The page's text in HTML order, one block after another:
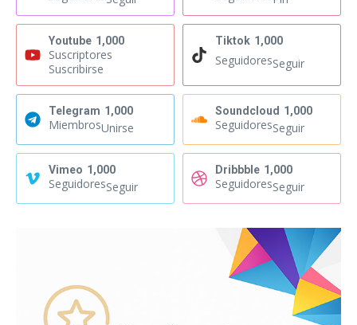
Youtube 1,000
Suscriptores
Suscribirse
Tiktok 1,000
SeguidoresSeguir
Telegram 1,000
MiembrosUnirse
Soundcloud 1,000
SeguidoresSeguir
Vimeo 1,000
SeguidoresSeguir
Dribbble 1,000
SeguidoresSeguir